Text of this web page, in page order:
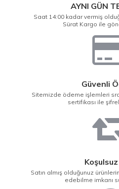
AYNI GÜN
Saat 14:00 kadar vermiş
Sürat Kargo ile
Güvenli
Sitemizde ödeme işlemleri
sertifikası ile
Satın almış olduğunuz
edebilme imkanı